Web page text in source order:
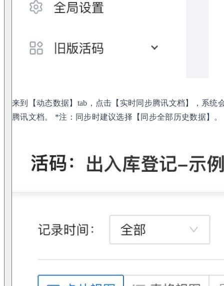
来到【动态数据】tab，点击【实时同步腾讯文档】，系统
腾讯文档。 *注：同步时建议选择【同步全部历史数据】。